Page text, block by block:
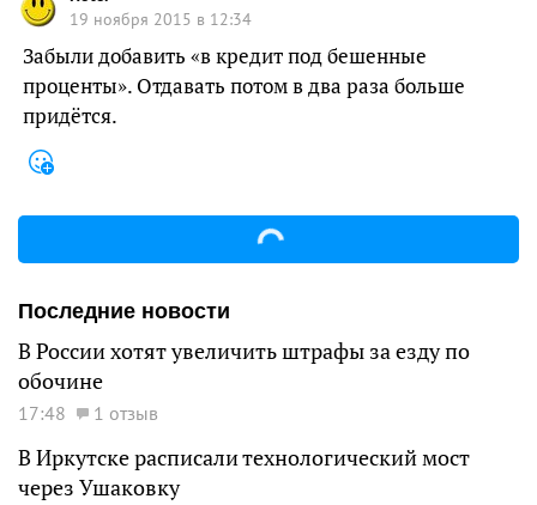
19 ноября 2015 в 12:34
Забыли добавить «в кредит под бешенные
проценты». Отдавать потом в два раза больше
придётся.
Последние новости
В России хотят увеличить штрафы за езду по
обочине
17:48 1 отзыв
В Иркутске расписали технологический мост
через Ушаковку